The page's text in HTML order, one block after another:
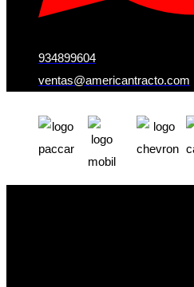
934899604
ventas@americantracto.com